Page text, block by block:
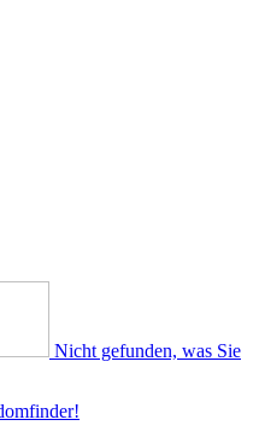
Nicht gefunden, was Sie